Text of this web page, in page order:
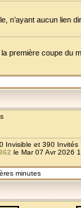
n’ayant aucun lien
première coupe du
Invisible et 390
le Mar 07 Avr 2026
minutes